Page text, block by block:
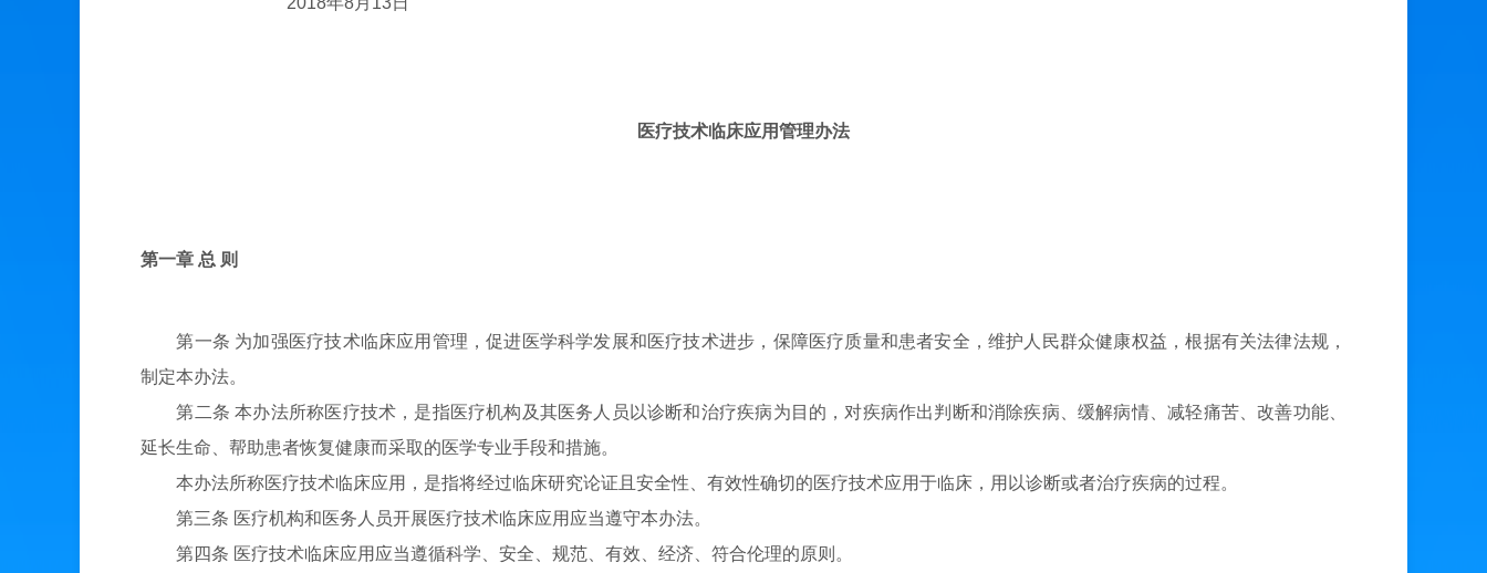
医疗技术临床应用管理办法
第一章 总 则
第一条 为加强医疗技术临床应用管理，促进医学科学发展和医疗技术进步，保障医疗质量和患者安全，维护人民群众健康权益，根据有关法律法规，
制定本办法。
第二条 本办法所称医疗技术，是指医疗机构及其医务人员以诊断和治疗疾病为目的，对疾病作出判断和消除疾病、缓解病情、减轻痛苦、改善功能、
延长生命、帮助患者恢复健康而采取的医学专业手段和措施。
本办法所称医疗技术临床应用，是指将经过临床研究论证且安全性、有效性确切的医疗技术应用于临床，用以诊断或者治疗疾病的过程。
第三条 医疗机构和医务人员开展医疗技术临床应用应当遵守本办法。
第四条 医疗技术临床应用应当遵循科学、安全、规范、有效、经济、符合伦理的原则。